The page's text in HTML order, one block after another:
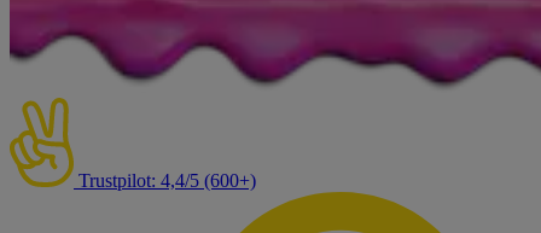
Trustpilot: 4,4/5 (600+)